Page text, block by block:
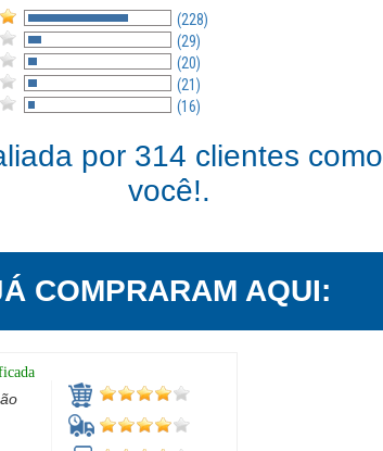
(228)
(29)
(20)
(21)
(16)
por 314 clientes como
você!.
COMPRARAM AQUI: